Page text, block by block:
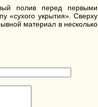
полив перед первыми
«сухого укрытия». Сверху
материал в несколько